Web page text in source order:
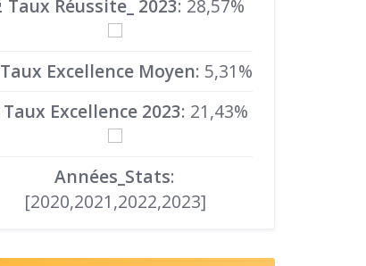
Taux Réussite_ 2023: 28,57%
Taux Excellence Moyen: 5,31%
Taux Excellence 2023: 21,43%
Années_Stats:
[2020,2021,2022,2023]